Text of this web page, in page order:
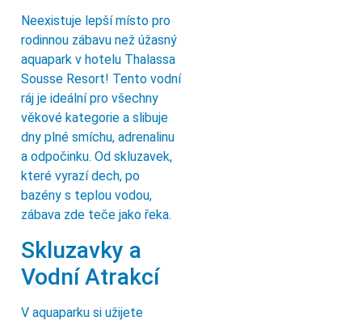
Neexistuje lepší místo pro
rodinnou zábavu než úžasný
aquapark v hotelu Thalassa
Sousse Resort! Tento vodní
ráj je ideální pro všechny
věkové kategorie a slibuje
dny plné smíchu, adrenalinu
a odpočinku. Od skluzavek,
které vyrazí dech, po
bazény s teplou vodou,
zábava zde teče jako řeka.
Skluzavky a
Vodní Atrakcí
V aquaparku si užijete